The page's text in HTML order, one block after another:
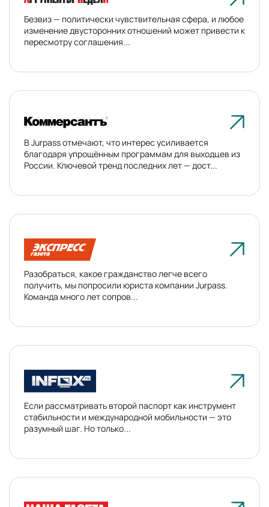
Безвиз — политически чувствительная сфера, и любое
изменение двусторонних отношений может привести к
пересмотру соглашения...
В Jurpass отмечают, что интерес усиливается
благодаря упрощённым программам для выходцев из
России. Ключевой тренд последних лет — дост...
Разобраться, какое гражданство легче всего
получить, мы попросили юриста компании Jurpass.
Команда много лет сопров...
Если рассматривать второй паспорт как инструмент
стабильности и международной мобильности — это
разумный шаг. Но только...